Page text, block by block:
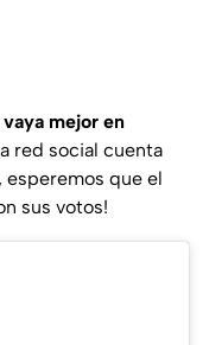
mejor en
red social cuenta
esperemos que el
sus votos!